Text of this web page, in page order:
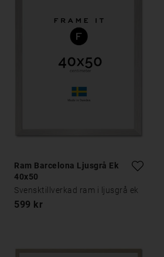
Ram Barcelona Ljusgrå Ek
40x50
Svensktillverkad ram i ljusgrå ek
599 kr